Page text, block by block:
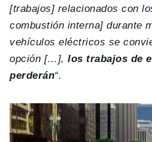
[trabajos] relacionados con
combustión interna] durante
vehículos eléctricos se
opción […],los trabajos de
perderán“.